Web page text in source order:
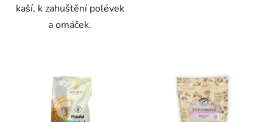
kaší, k zahuštění polévek
a omáček.